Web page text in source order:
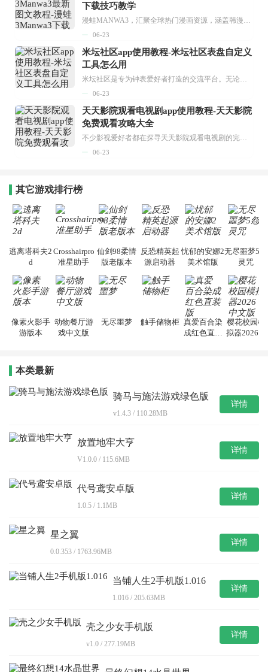
下载技巧教学
漫蛙MANWA3，汇聚全球热门漫画资源，涵盖韩漫、欧美漫画、国漫等多种类型，题材丰富多样，全方位满足用户阅读喜好。它不仅是阅读平台，更是创作平台，为广大用户打造零门槛创作环境。...
06-23
米坛社区app使用教程-米坛社区表盘自定义
工具怎么用
米坛社区是专为钟表爱好者打造的交流平台。无论你是初涉钟表领域的普通爱好者，还是拥有多年收藏经验的资深玩家，都能在此找到属于自己的天地。 无需注册，就能轻松参与其中。通过专业的讨论论坛与丰富的交互功能，你可与世界各地的钟表爱好者畅快交流。若你钟情于钟表，米坛社区无疑是值得一试的理想之选。在这里，你能获取最新的手表资讯，交流见解，提升鉴赏品味，让每一块手表都成为收藏故事中重要的一部分。感兴趣的朋友，不要错过下载机会。...
06-23
天天影院观看电视剧app使用教程-天天影院
免费观看攻略大全
不少影视爱好者都在探寻天天影院观看电视剧的完整方法，结合最新平台使用规则，本篇新手入门攻略全面讲解观看渠道、检索流程、播放设置以及画面模式调整等实用内容。全文适配手机、电脑等主流设备，步骤简洁易懂，无论是初次使用的新手，还是想要优化观影体验的用户，都能参照内容快速上手，熟练掌握平台各项操作技巧，轻松畅享影视内容。...
06-23
其它游戏排行榜
逃离塔科夫2
d
Crosshairpro
准星助手
仙剑98柔情
版老版本
反恐精英起
源启动器
忧郁的安娜2
美术馆版
无尽噩梦5怨
灵咒
像素火影手
游版本
动物餐厅游
戏中文版
无尽噩梦 触手储物柜 真爱百合染
成红色直装
樱花校园模
拟器2026中
本类最新
骑马与施法游戏绿色版
v1.4.3 / 110.28MB
详情
放置地牢大亨
V1.0.0 / 115.6MB
详情
代号鸢安卓版
1.0.5 / 1.1MB
详情
星之翼
0.0.353 / 1763.96MB
详情
当铺人生2手机版1.016
1.016 / 205.63MB
详情
壳之少女手机版
v1.0 / 277.19MB
详情